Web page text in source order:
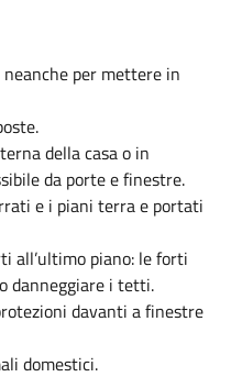
per mettere in
della casa o in
da porte e finestre.
e i piani terra e portati
all’ultimo piano: le forti
danneggiare i tetti.
davanti a finestre
domestici.